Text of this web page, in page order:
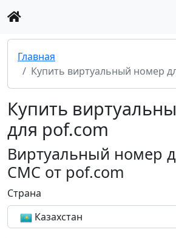
Главная
Купить виртуальный номер
Купить
для pof.com
Виртуальный номер
СМС от pof.com
Страна
Казахстан